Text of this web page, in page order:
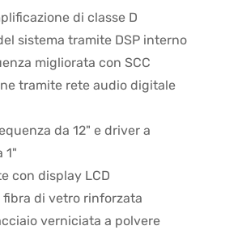
di classe D
sistema tramite DSP interno
migliorata con SCC
tramite rete audio digitale
da 12" e driver a
1"
con display LCD
fibra di vetro rinforzata
verniciata a polvere